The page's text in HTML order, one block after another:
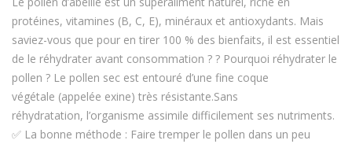
protéines, vitamines (B, C, E), minéraux et antioxydants. Mais
saviez-vous que pour en tirer 100 % des bienfaits, il est essentiel
de le réhydrater avant consommation ? ? Pourquoi réhydrater le
pollen ? Le pollen sec est entouré d’une fine coque
végétale (appelée exine) très résistante.Sans
réhydratation, l’organisme assimile difficilement ses nutriments.
✅ La bonne méthode : Faire tremper le pollen dans un peu